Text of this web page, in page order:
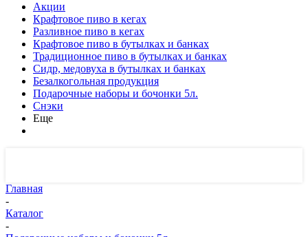
Акции
Крафтовое пиво в кегах
Разливное пиво в кегах
Крафтовое пиво в бутылках и банках
Традиционное пиво в бутылках и банках
Сидр, медовуха в бутылках и банках
Безалкогольная продукция
Подарочные наборы и бочонки 5л.
Снэки
Еще
Главная
-
Каталог
-